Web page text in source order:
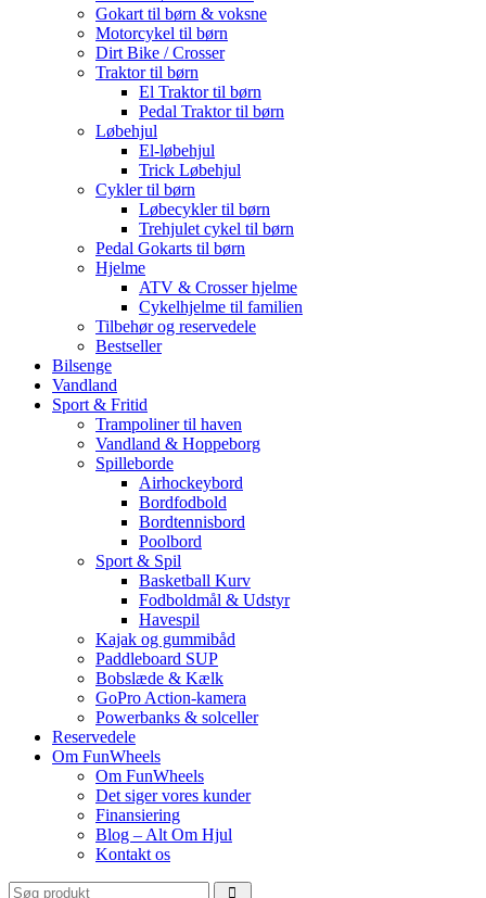
Gokart til børn & voksne
Motorcykel til børn
Dirt Bike / Crosser
Traktor til børn
El Traktor til børn
Pedal Traktor til børn
Løbehjul
El-løbehjul
Trick Løbehjul
Cykler til børn
Løbecykler til børn
Trehjulet cykel til børn
Pedal Gokarts til børn
Hjelme
ATV & Crosser hjelme
Cykelhjelme til familien
Tilbehør og reservedele
Bestseller
Bilsenge
Vandland
Sport & Fritid
Trampoliner til haven
Vandland & Hoppeborg
Spilleborde
Airhockeybord
Bordfodbold
Bordtennisbord
Poolbord
Sport & Spil
Basketball Kurv
Fodboldmål & Udstyr
Havespil
Kajak og gummibåd
Paddleboard SUP
Bobslæde & Kælk
GoPro Action-kamera
Powerbanks & solceller
Reservedele
Om FunWheels
Om FunWheels
Det siger vores kunder
Finansiering
Blog – Alt Om Hjul
Kontakt os